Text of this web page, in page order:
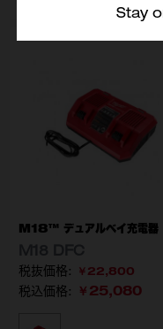
Stay
M18™ デュアルベイ充電器
￥22,800
税込価格: ￥25,080